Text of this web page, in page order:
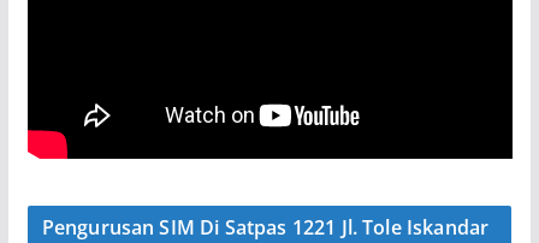
Pengurusan SIM Di Satpas 1221 Jl. Tole Iskandar